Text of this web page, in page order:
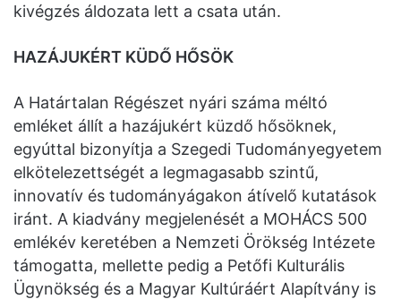
kivégzés áldozata lett a csata után.
HAZÁJUKÉRT KÜDŐ HŐSÖK
A Határtalan Régészet nyári száma méltó
emléket állít a hazájukért küzdő hősöknek,
egyúttal bizonyítja a Szegedi Tudományegyetem
elkötelezettségét a legmagasabb szintű,
innovatív és tudományágakon átívelő kutatások
iránt. A kiadvány megjelenését a MOHÁCS 500
emlékév keretében a Nemzeti Örökség Intézete
támogatta, mellette pedig a Petőfi Kulturális
Ügynökség és a Magyar Kultúráért Alapítvány is